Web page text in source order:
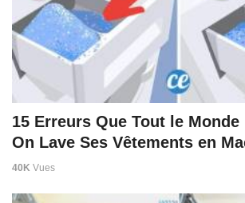
15 Erreurs Que Tout le Monde
On Lave Ses Vêtements en
40K Vues